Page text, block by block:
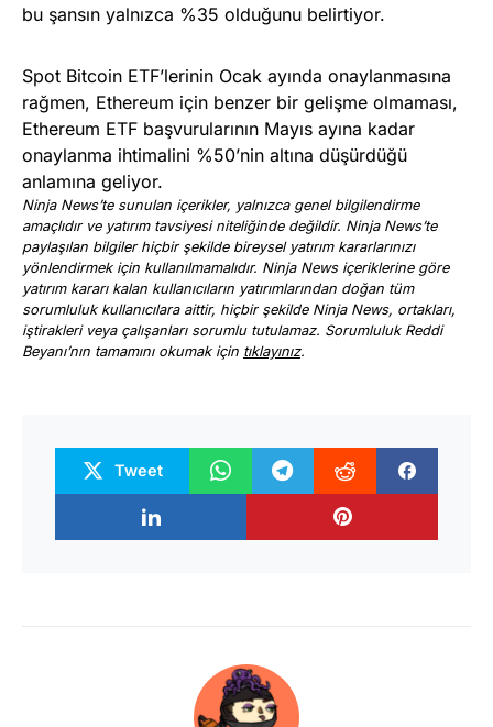
bu şansın yalnızca %35 olduğunu belirtiyor.
Spot Bitcoin ETF’lerinin Ocak ayında onaylanmasına
rağmen, Ethereum için benzer bir gelişme olmaması,
Ethereum ETF başvurularının Mayıs ayına kadar
onaylanma ihtimalini %50’nin altına düşürdüğü
anlamına geliyor.
Ninja News’te sunulan içerikler, yalnızca genel bilgilendirme
amaçlıdır ve yatırım tavsiyesi niteliğinde değildir. Ninja News’te
paylaşılan bilgiler hiçbir şekilde bireysel yatırım kararlarınızı
yönlendirmek için kullanılmamalıdır. Ninja News içeriklerine göre
yatırım kararı kalan kullanıcıların yatırımlarından doğan tüm
sorumluluk kullanıcılara aittir, hiçbir şekilde Ninja News, ortakları,
iştirakleri veya çalışanları sorumlu tutulamaz. Sorumluluk Reddi
Beyanı’nın tamamını okumak için tıklayınız.
Tweet